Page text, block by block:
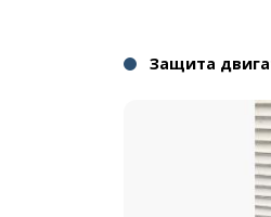
Защита